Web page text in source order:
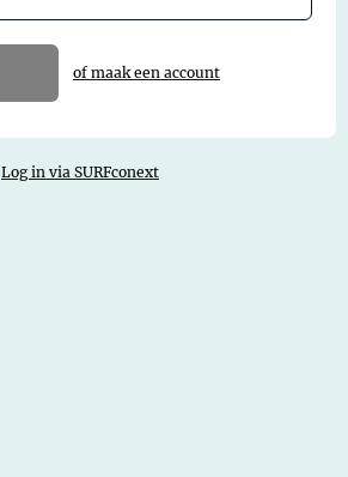
of maak een account
Log in via SURFconext